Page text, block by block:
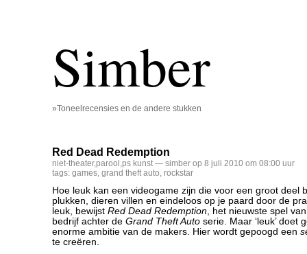
Simber
»Toneelrecensies en de andere stukken
Red Dead Redemption
niet-theater,parool ,ps kunst— simber op 8 juli 2010 om 08:00 uur
tags: games, grand theft auto, rockstar
Hoe leuk kan een videogame zijn die voor een groot deel
plukken, dieren villen en eindeloos op je paard door de
leuk, bewijst Red Dead Redemption, het nieuwste spel
bedrijf achter de Grand Theft Auto serie. Maar ‘leuk’ doet
enorme ambitie van de makers. Hier wordt gepoogd een
te creëren.